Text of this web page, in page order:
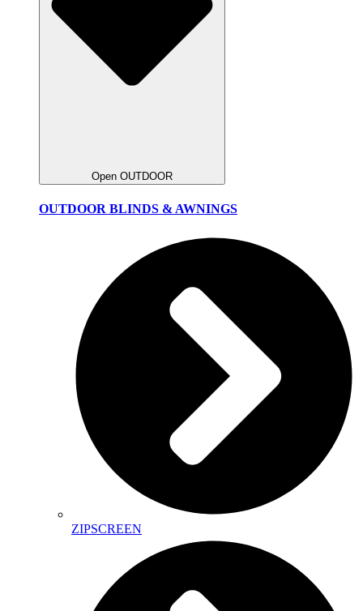
Open OUTDOOR
OUTDOOR BLINDS & AWNINGS
ZIPSCREEN